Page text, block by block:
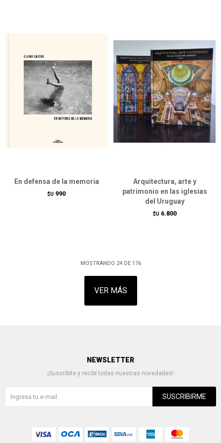
En defensa de la memoria
$U 990
Arquitectura, arte y
patrimonio en las iglesias
del Uruguay
$U 6.800
MOSTRANDO 24DE 176
VER MÁS
NEWSLETTER
¡Suscribite y recibí todas nuestras novedades!
SUSCRIBIRME